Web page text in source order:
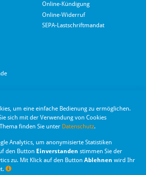
Online-Kündigung
Online-Widerruf
SEPA-Lastschriftmandat
der Stadt Monheim
um eine einfache Bedienung zu ermöglichen.
sich mit der Verwendung von Cookies
finden Sie unter Datenschutz.
Analytics, um anonymisierte Statistiken
den Button Einverstanden stimmen Sie der
zu. Mit Klick auf den Button Ablehnen wird Ihr
eines KI-Chatbots. Mit dem Laden des
mit der
Datenschutzerklärung von Langdock
Chatbot laden